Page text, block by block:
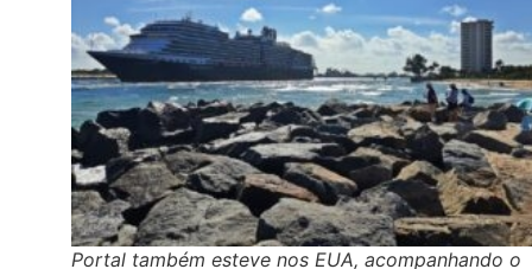
Portal também esteve nos EUA, acompanhando o